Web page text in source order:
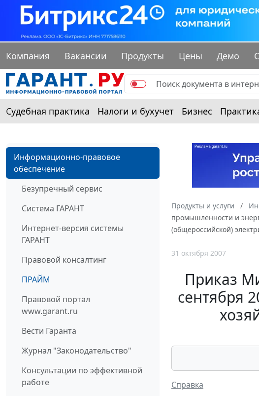
Компания Вакансии Продукты Цены Демо
Судебная практика Налоги и бухучет Бизнес
Информационно-правовое
обеспечение
Безупречный сервис
Система ГАРАНТ
Интернет-версия системы
ГАРАНТ
Правовой консалтинг
ПРАЙМ
Правовой портал
www.garant.ru
Вести Гаранта
Журнал "Законодательство"
Консультации по эффективной
работе
Продукты и услуги
промышленности и
(общероссийской)
31 октября 2007
Приказ
сентября
Справка